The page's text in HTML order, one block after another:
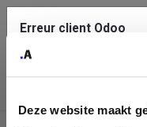
Deze website maakt
Erreur client Odoo
Une erreur s'est